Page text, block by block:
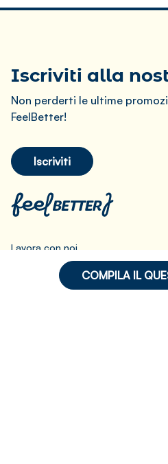
COMPILA IL
Iscriviti alla
Non perderti le ultime
FeelBetter!
Iscriviti
Lavora con noi
Codice Deontologico